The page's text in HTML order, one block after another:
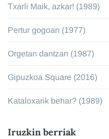
Txarli Maik, azkar! (1989)
Pertur gogoan (1977)
Orgetan dantzan (1987)
Gipuzkoa Square (2016)
Kataloxarik behar? (1989)
Iruzkin berriak